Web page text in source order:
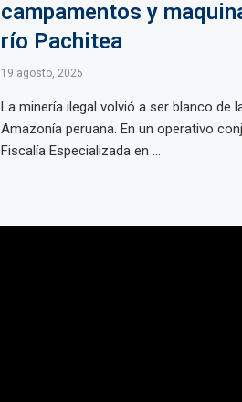
campamentos y
río Pachitea
19 agosto, 2025
La minería ilegal volvió a ser blanco de
Amazonía peruana. En un operativo
Fiscalía Especializada en ...